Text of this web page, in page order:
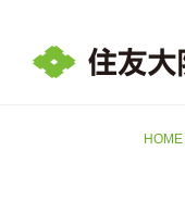
HOME